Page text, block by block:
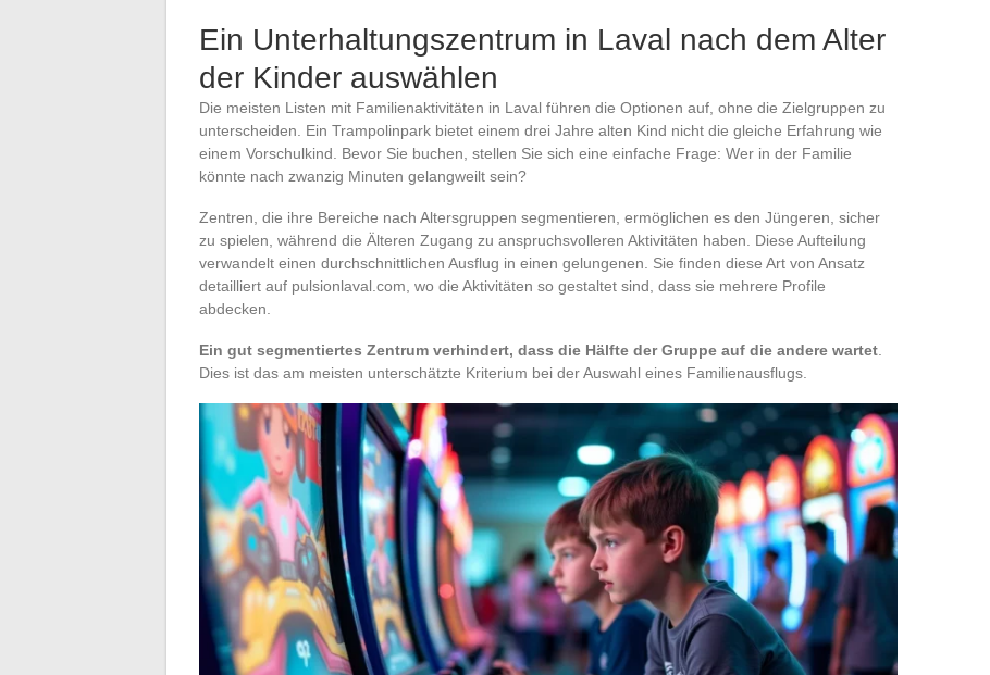
Ein Unterhaltungszentrum in Laval nach dem Alter
der Kinder auswählen
Die meisten Listen mit Familienaktivitäten in Laval führen die Optionen auf, ohne die Zielgruppen zu
unterscheiden. Ein Trampolinpark bietet einem drei Jahre alten Kind nicht die gleiche Erfahrung wie
einem Vorschulkind. Bevor Sie buchen, stellen Sie sich eine einfache Frage: Wer in der Familie
könnte nach zwanzig Minuten gelangweilt sein?
Zentren, die ihre Bereiche nach Altersgruppen segmentieren, ermöglichen es den Jüngeren, sicher
zu spielen, während die Älteren Zugang zu anspruchsvolleren Aktivitäten haben. Diese Aufteilung
verwandelt einen durchschnittlichen Ausflug in einen gelungenen. Sie finden diese Art von Ansatz
detailliert auf pulsionlaval.com, wo die Aktivitäten so gestaltet sind, dass sie mehrere Profile
abdecken.
Ein gut segmentiertes Zentrum verhindert, dass die Hälfte der Gruppe auf die andere wartet
Dies ist das am meisten unterschätzte Kriterium bei der Auswahl eines Familienausflugs.